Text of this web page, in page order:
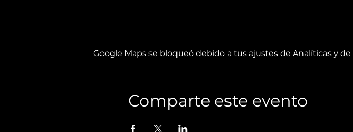
Google Maps se bloqueó debido a tus ajustes de Analíticas y
Comparte este evento